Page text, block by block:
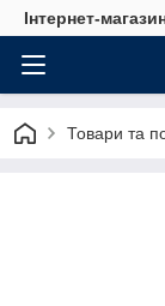
Інтернет-
Товари та